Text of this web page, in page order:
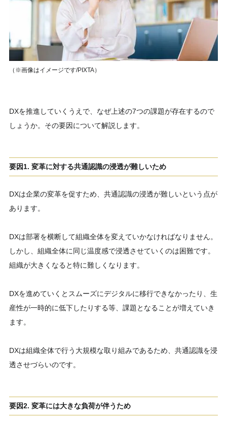
（※画像はイメージです/PIXTA）
DXを推進していくうえで、なぜ上述の7つの課題が存在するので
しょうか。その要因について解説します。
要因1. 変革に対する共通認識の浸透が難しいため
DXは企業の変革を促すため、共通認識の浸透が難しいという点が
あります。
DXは部署を横断して組織全体を変えていかなければなりません。
しかし、組織全体に同じ温度感で浸透させていくのは困難です。
組織が大きくなると特に難しくなります。
DXを進めていくとスムーズにデジタルに移行できなかったり、生
産性が一時的に低下したりする等、課題となることが増えていき
ます。
DXは組織全体で行う大規模な取り組みであるため、共通認識を浸
透させづらいのです。
要因2. 変革には大きな負荷が伴うため